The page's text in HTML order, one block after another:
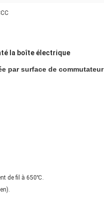
la boîte électrique
par surface de commutateur
de fil à 650℃.